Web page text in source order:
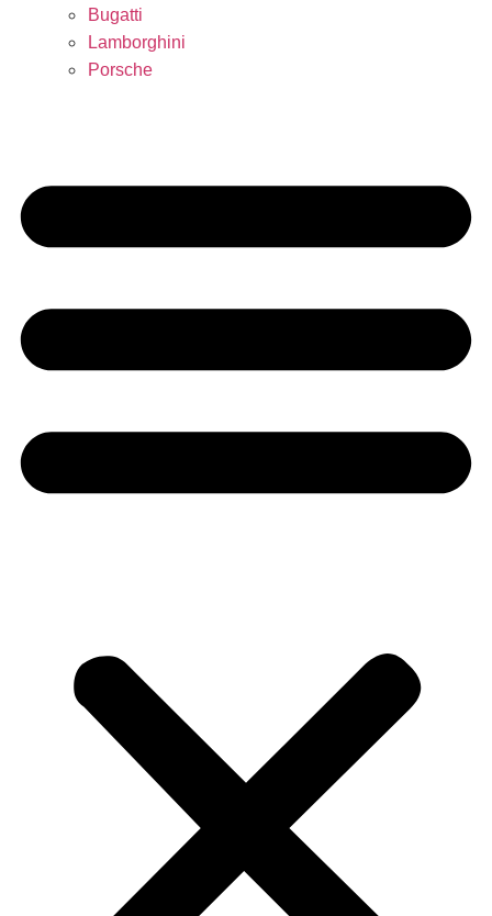
Bugatti
Lamborghini
Porsche